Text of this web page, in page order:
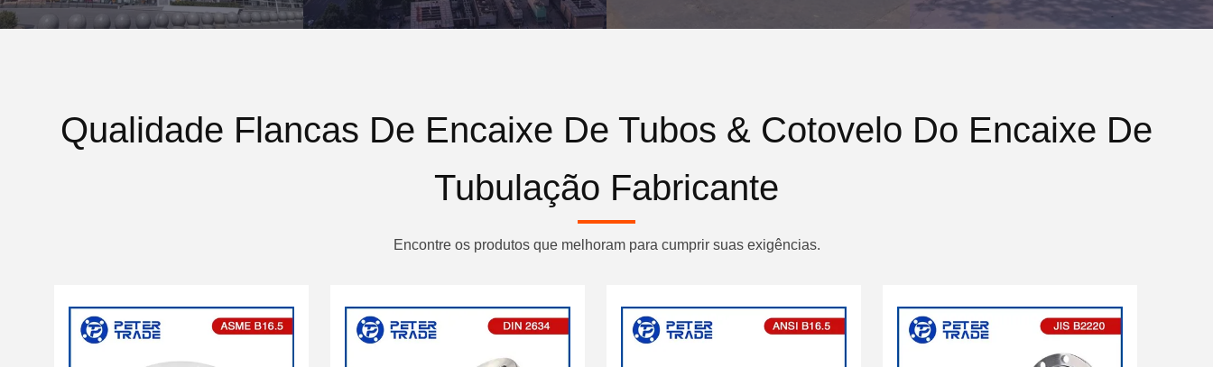
Qualidade Flancas De Encaixe De Tubos & Cotovelo Do Encaixe De
Tubulação Fabricante
Encontre os produtos que melhoram para cumprir suas exigências.